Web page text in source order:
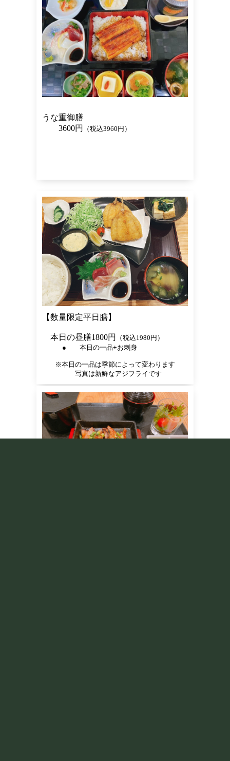
うな重御膳
3600円
（税込3960円）
【数量限定平日膳】
本日の昼膳1800円
（税込1980円）
● 本日の一品+お刺身
※本日の一品は季節によって変わります
写真は新鮮なアジフライです